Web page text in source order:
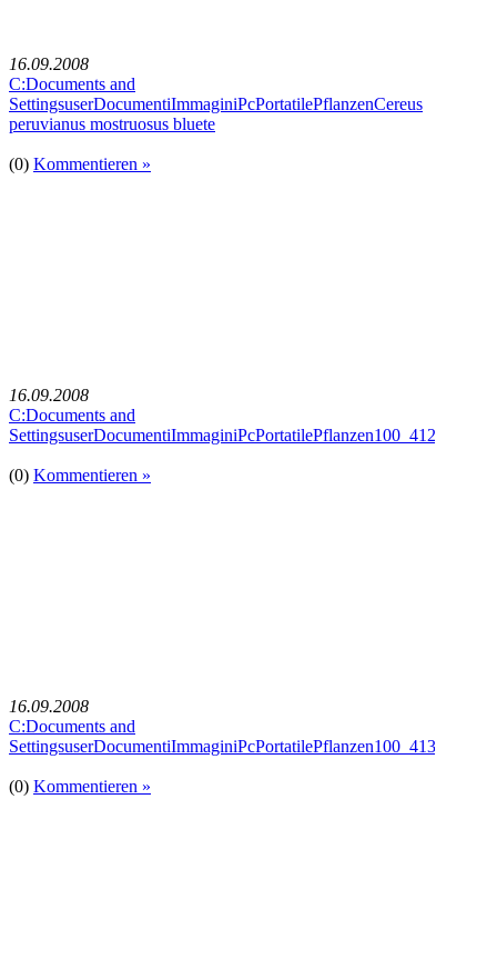
16.09.2008
C:Documents and
SettingsuserDocumentiImmaginiPcPortatilePflanzenCereus
peruvianus mostruosus bluete
(0) Kommentieren »
16.09.2008
C:Documents and
SettingsuserDocumentiImmaginiPcPortatilePflanzen100_4128
(0) Kommentieren »
16.09.2008
C:Documents and
SettingsuserDocumentiImmaginiPcPortatilePflanzen100_4132
(0) Kommentieren »